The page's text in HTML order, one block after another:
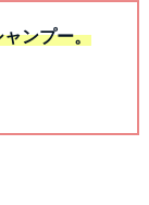
ンプー。